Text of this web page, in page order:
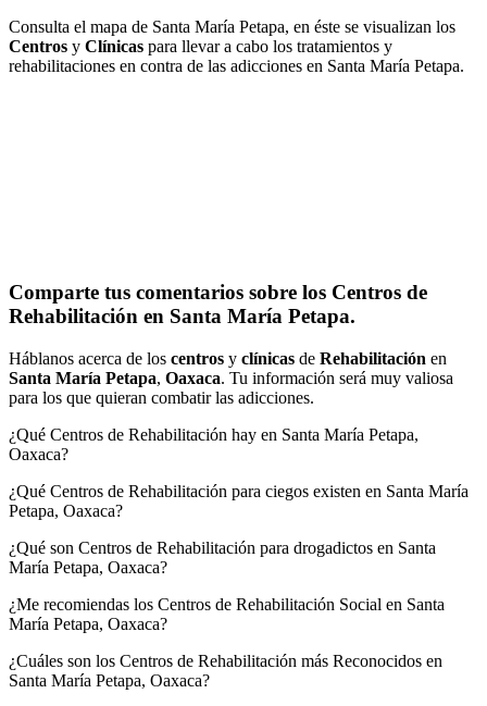
Consulta el mapa de Santa María Petapa, en éste se visualizan los
Centros y Clínicas para llevar a cabo los tratamientos y
rehabilitaciones en contra de las adicciones en Santa María Petapa.
Comparte tus comentarios sobre los Centros de
Rehabilitación en Santa María Petapa.
Háblanos acerca de los centros y clínicas de Rehabilitación en
Santa María Petapa, Oaxaca. Tu información será muy valiosa
para los que quieran combatir las adicciones.
¿Qué Centros de Rehabilitación hay en Santa María Petapa,
Oaxaca?
¿Qué Centros de Rehabilitación para ciegos existen en Santa María
Petapa, Oaxaca?
¿Qué son Centros de Rehabilitación para drogadictos en Santa
María Petapa, Oaxaca?
¿Me recomiendas los Centros de Rehabilitación Social en Santa
María Petapa, Oaxaca?
¿Cuáles son los Centros de Rehabilitación más Reconocidos en
Santa María Petapa, Oaxaca?